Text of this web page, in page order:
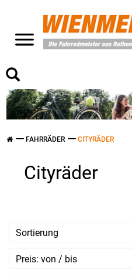
FAHRRÄDER CITYRÄDER
Cityräder
Sortierung
Preis: von / bis